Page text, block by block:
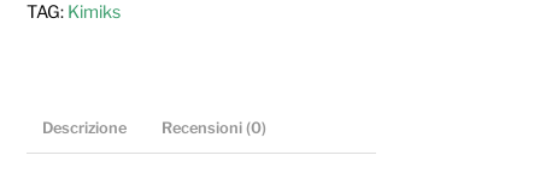
TAG: Kimiks
Descrizione Recensioni (0)